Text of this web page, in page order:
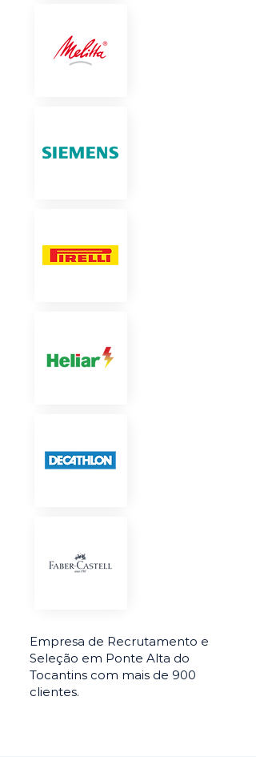
Empresa de Recrutamento e
Seleção em Ponte Alta do
Tocantins com mais de 900
clientes.